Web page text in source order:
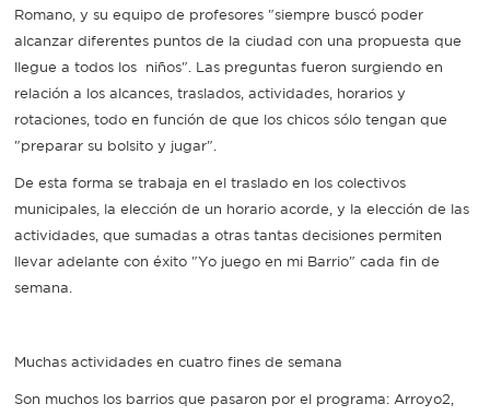
Recarga
SUBE
Romano, y su equipo de profesores "siempre buscó poder
alcanzar diferentes puntos de la ciudad con una propuesta que
llegue a todos los niños". Las preguntas fueron surgiendo en
relación a los alcances, traslados, actividades, horarios y
rotaciones, todo en función de que los chicos sólo tengan que
"preparar su bolsito y jugar".
De esta forma se trabaja en el traslado en los colectivos
municipales, la elección de un horario acorde, y la elección de las
actividades, que sumadas a otras tantas decisiones permiten
llevar adelante con éxito "Yo juego en mi Barrio" cada fin de
semana.
Muchas actividades en cuatro fines de semana
Son muchos los barrios que pasaron por el programa: Arroyo2,